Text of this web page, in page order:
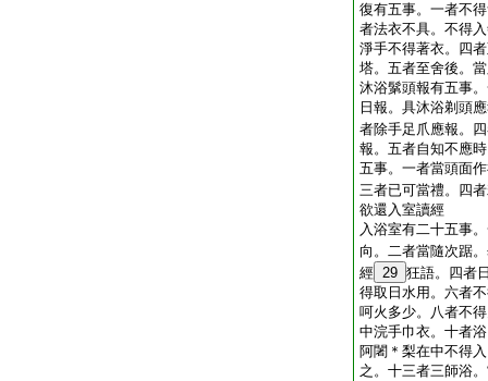
復有五事。一者不
者法衣不具。不得
淨手不得著衣。四
塔。五者至舍後。
沐浴鬀頭報有五事
日報。具沐浴剃頭
者除手足爪應報。
報。五者自知不應
五事。一者當頭面
三者已可當禮。四
欲還入室讀經
入浴室有二十五事
向。二者當隨次踞
經 29 狂語。四者
得取日水用。六者
呵火多少。八者不
中浣手巾衣。十者
阿闍＊梨在中不得
之。十三者三師浴